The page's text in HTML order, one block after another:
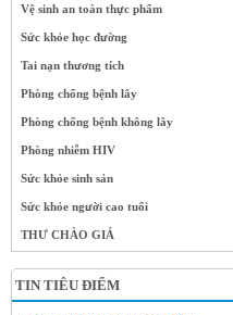
Vệ sinh an toàn thực phẩm
Sức khỏe học đường
Tai nạn thương tích
Phòng chống bệnh lây
Phòng chống bệnh không lây
Phòng nhiễm HIV
Sức khỏe sinh sản
Sức khỏe người cao tuổi
THƯ CHÀO GIÁ
TIN TIÊU ĐIỂM